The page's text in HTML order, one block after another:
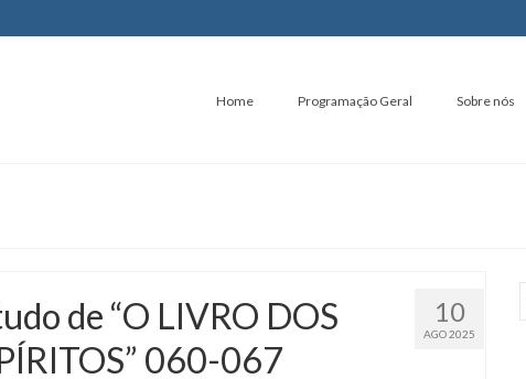
Home Programação Geral Sobre nós
10
AGO 2025
de “O LIVRO DOS
060-067